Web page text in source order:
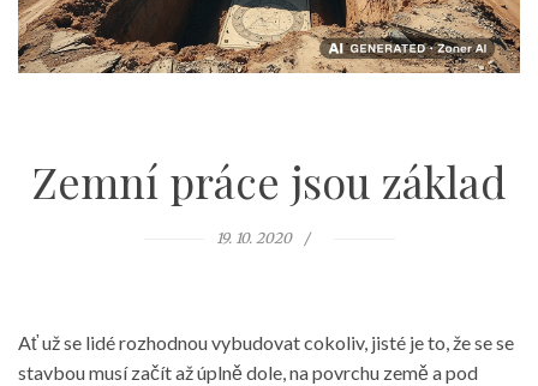
Zemní práce jsou základ
19. 10. 2020
Ať už se lidé rozhodnou vybudovat cokoliv, jisté je to, že se se
stavbou musí začít až úplně dole, na povrchu země a pod